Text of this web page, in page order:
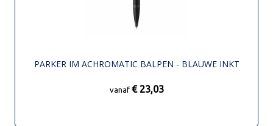
PARKER IM ACHROMATIC BALPEN - BLAUWE INKT
vanaf € 23,03